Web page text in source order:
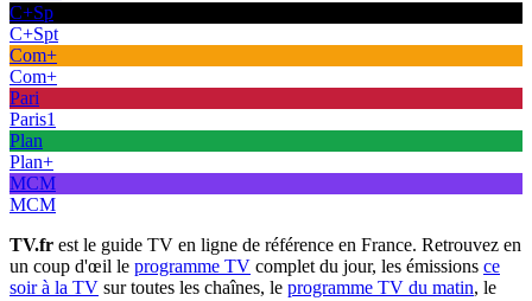
C+Sp
C+Spt
Com+
Com+
Pari
Paris1
Plan
Plan+
MCM
MCM
TV.fr est le guide TV en ligne de référence en France. Retrouvez en
un coup d'œil le programme TV complet du jour, les émissions ce
soir à la TV sur toutes les chaînes, le programme TV du matin, le